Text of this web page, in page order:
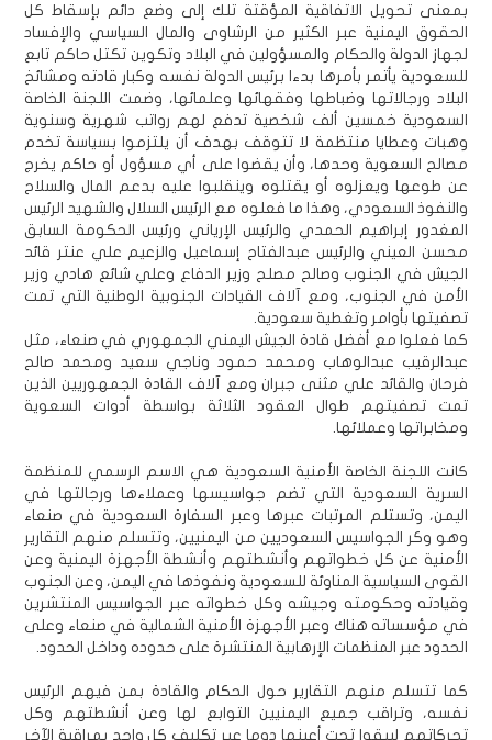
بمعنى تحويل الاتفاقية المؤقتة تلك إلى وضع دائم بإسقاط كل
الحقوق اليمنية عبر الكثير من الرشاوى والمال السياسي والإفساد
لجهاز الدولة والحكام والمسؤولين في البلاد وتكوين تكتل حاكم تابع
للسعودية يأتمر بأمرها بدءا برئيس الدولة نفسه وكبار قادته ومشائخ
البلاد ورجالاتها وضباطها وفقهائها وعلمائها، وضمت اللجنة الخاصة
السعودية خمسين ألف شخصية تدفع لهم رواتب شهرية وسنوية
وهبات وعطايا منتظمة لا تتوقف بهدف أن يلتزموا بسياسة تخدم
مصالح السعوية وحدها، وأن يقضوا على أي مسؤول أو حاكم يخرج
عن طوعها ويعزلوه أو يقتلوه وينقلبوا عليه بدعم المال والسلاح
والنفوذ السعودي، وهذا ما فعلوه مع الرئيس السلال والشهيد الرئيس
المغدور إبراهيم الحمدي والرئيس الإرياني ورئيس الحكومة السابق
محسن العيني والرئيس عبدالفتاح إسماعيل والزعيم علي عنتر قائد
الجيش في الجنوب وصالح مصلح وزير الدفاع وعلي شائع هادي وزير
الأمن في الجنوب، ومع آلاف القيادات الجنوبية الوطنية التي تمت
تصفيتها بأوامر وتغطية سعودية.
كما فعلوا مع أفضل قادة الجيش اليمني الجمهوري في صنعاء، مثل
عبدالرقيب عبدالوهاب ومحمد حمود وناجي سعيد ومحمد صالح
فرحان والقائد علي مثنى جبران ومع آلاف القادة الجمهوريين الذين
تمت تصفيتهم طوال العقود الثلاثة بواسطة أدوات السعوية
ومخابراتها وعملائها.
كانت اللجنة الخاصة الأمنية السعودية هي الاسم الرسمي للمنظمة
السرية السعودية التي تضم جواسيسها وعملاءها ورجالتها في
اليمن، وتستلم المرتبات عبرها وعبر السفارة السعودية في صنعاء
وهو وكر الجواسيس السعوديين من اليمنيين، وتتسلم منهم التقارير
الأمنية عن كل خطواتهم وأنشطتهم وأنشطة الأجهزة اليمنية وعن
القوى السياسية المناوئة للسعودية ونفوذها في اليمن، وعن الجنوب
وقيادته وحكومته وجيشه وكل خطواته عبر الجواسيس المنتشرين
في مؤسساته هناك وعبر الأجهزة الأمنية الشمالية في صنعاء وعلى
الحدود عبر المنظمات الإرهابية المنتشرة على حدوده وداخل الحدود.
كما تتسلم منهم التقارير حول الحكام والقادة بمن فيهم الرئيس
نفسه، وتراقب جميع اليمنيين التوابع لها وعن أنشطتهم وكل
تحركاتهم ليبقوا تحت أعينها دوما عبر تكليف كل واحد بمراقبة الآخر